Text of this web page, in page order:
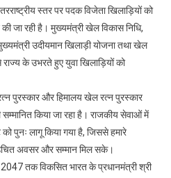
स्तर पर पदक विजेता खिलाड़ियों को
जा रही है। मुख्यमंत्री खेल विकास निधि,
उदीयमान खिलाड़ी योजना तथा खेल
के उभरते हुए युवा खिलाड़ियों को
पुरस्कार और हिमालय खेल रत्न पुरस्कार
सम्मानित किया जा रहा है। राजकीय सेवाओं में
पुनः लागू किया गया है, जिससे हमारे
अवसर और सम्मान मिल सके।
तक विकसित भारत के प्रधानमंत्री श्री